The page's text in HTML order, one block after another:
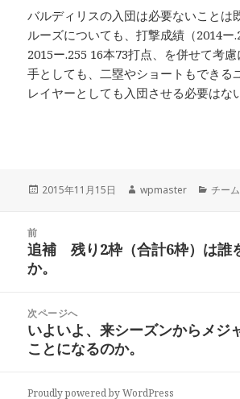
バルディリスの入団は必要ないことは
ルーズについても、打撃成績（2014ー
2015ー.255 16本73打点、を併せて考
手としても、二塁やショートもできる
レイヤーとしても入団させる必要はな
投
2015年11月15日
作
wpmaster
カ
ー
チー
前
前
の
稿:
追補 残り2枠（合計6枠）は誰
か。
次ページへ
次
の
稿:
いよいよ、来シーズンからメジ
ことになるのか。
Proudly powered by WordPress